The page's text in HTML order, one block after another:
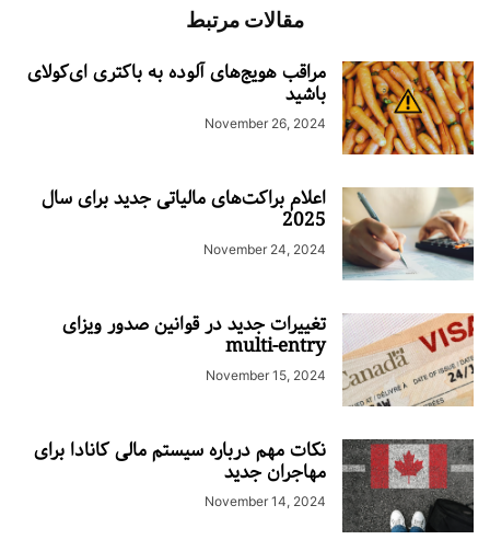
مقالات مرتبط
مراقب هویج‌های آلوده به باکتری ای‌کولای
باشید
November 26, 2024
اعلام براکت‌های مالیاتی جدید برای سال
2025
November 24, 2024
تغییرات جدید در قوانین صدور ویزای
multi-entry
November 15, 2024
نکات مهم درباره سیستم مالی کانادا برای
مهاجران جدید
November 14, 2024